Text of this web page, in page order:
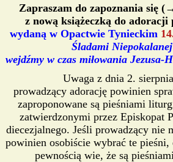
Zapraszam do zapoznania się
z nową książeczką do adoracji
wydaną w Opactwie Tynieckim
Śladami
wejdźmy w czas miłowania Jezusa-
Uwaga z dnia 2.
prowadzący adorację powinien
zaproponowane są pieśniami
zatwierdzonymi przez Episkopat
diecezjalnego. Jeśli prowadzący nie
powinien osobiście wybrać te
pewnością wie, że są